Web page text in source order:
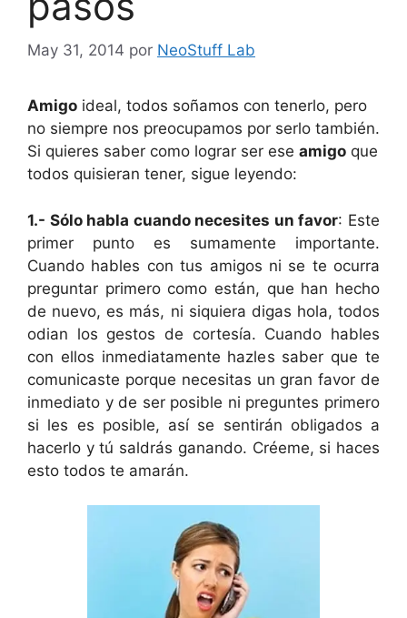
May 31, 2014 por NeoStuff Lab
Amigo ideal, todos soñamos con tenerlo, pero
no siempre nos preocupamos por serlo también.
Si quieres saber como lograr ser ese amigo que
todos quisieran tener, sigue leyendo:
1.- Sólo habla cuando necesites un favor: Este
primer punto es sumamente importante.
Cuando hables con tus amigos ni se te ocurra
preguntar primero como están, que han hecho
de nuevo, es más, ni siquiera digas hola, todos
odian los gestos de cortesía. Cuando hables
con ellos inmediatamente hazles saber que te
comunicaste porque necesitas un gran favor de
inmediato y de ser posible ni preguntes primero
si les es posible, así se sentirán obligados a
hacerlo y tú saldrás ganando. Créeme, si haces
esto todos te amarán.